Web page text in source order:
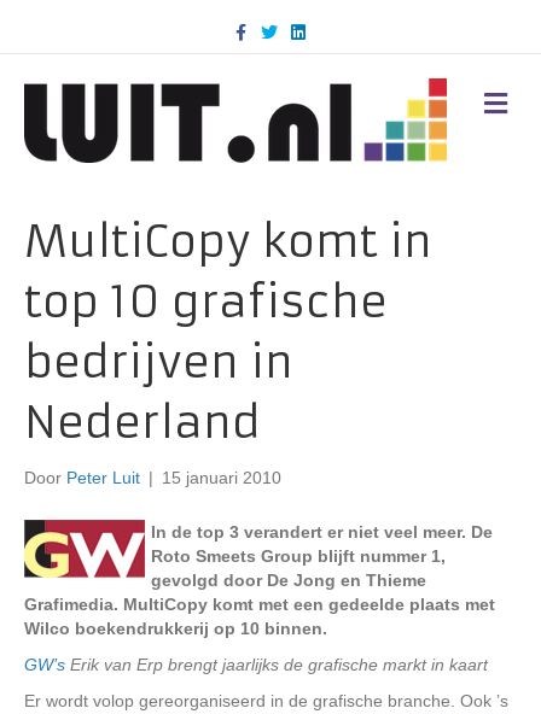
c
k
T
w
i
n
d
M
E
MultiCopy komt in
top 10 grafische
bedrijven in
Nederland
Door Peter Luit | 15 januari 2010
In de top 3 verandert er niet veel meer. De
Roto Smeets Group blijft nummer 1,
gevolgd door De Jong en Thieme
Grafimedia. MultiCopy komt met een gedeelde plaats met
Wilco boekendrukkerij op 10 binnen.
GW’s Erik van Erp brengt jaarlijks de grafische markt in kaart
Er wordt volop gereorganiseerd in de grafische branche. Ook ’s